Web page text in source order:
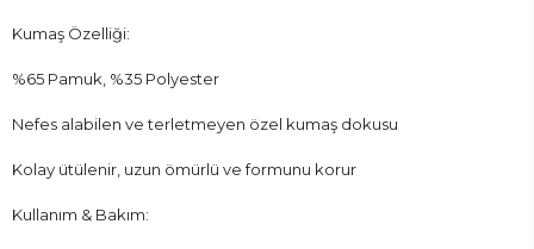
Kumaş Özelliği:
%65 Pamuk, %35 Polyester
Nefes alabilen ve terletmeyen özel kumaş dokusu
Kolay ütülenir, uzun ömürlü ve formunu korur
Kullanım & Bakım: